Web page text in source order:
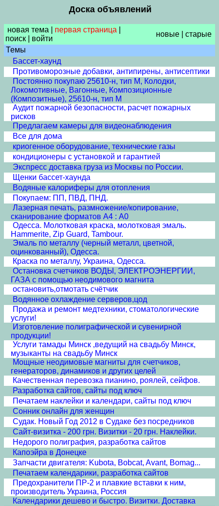
Доска объявлений
новая тема первая страница
поиск
войти
новые
старые
Темы
Бассет-хаунд
Противоморозные добавки, антипирены, антисептики
Постоянно покупаю 25610-н, тип М, Колодки,
Локомотивные, Вагонные, Композиционные
(Композитные), 25610-н, тип М
Аудит пожарной безопасности, расчет пожарных
рисков
Предлагаем камеры для видеонаблюдения
Все для дома
криогенное оборудование, технические газы
кондиционеры с установкой и гарантией
Экспресс доставка груза из Москвы по России.
Щенки бассет-хаунда
Водяные калориферы для отопления
Покупаем: ПП, ПВД, ПНД.
Лазерная печать, размножение/копирование,
сканирование форматов А4 : А0
Одесса. Молотковая краска, молотковая эмаль.
Hammerite, Zip Guard, Tambour.
Эмаль по металлу (черный металл, цветной,
оцинкованный), Одесса.
Краска по металлу, Украина, Одесса.
Остановка счетчиков ВОДЫ, ЭЛЕКТРОЭНЕРГИИ,
ГАЗА с помощью неодимового магнита
остановить,отмотать счётчик
Водянное охлаждение серверов,цод
Продажа и ремонт медтехники, стоматологические
услуги!
Изготовление полиграфической и сувенирной
продукции!
Услуги тамады Минск ,ведущий на свадьбу Минск,
музыканты на свадьбу Минск
Мощные неодимовые магниты для счетчиков,
генераторов, динамиков и других целей
Качественная перевозка пианино, роялей, сейфов.
Разработка сайтов, сайты под ключ
Печатаем наклейки и календари, сайты под ключ
Сонник онлайн для женщин
Судак. Новый Год 2012 в Судаке без посредников
Сайт-визитка - 200 грн. Визитки - 20 грн. Наклейки.
Недорого полиграфия, разработка сайтов
Капоэйра в Донецке
Запчасти двигателя: Kubota, Bobcat, Avant, Bomag...
Печатаем календарики, разработка сайтов
Предохранители ПР-2 и плавкие вставки к ним,
производитель Украина, Россия
Календарики дешево и быстро. Визитки. Доставка